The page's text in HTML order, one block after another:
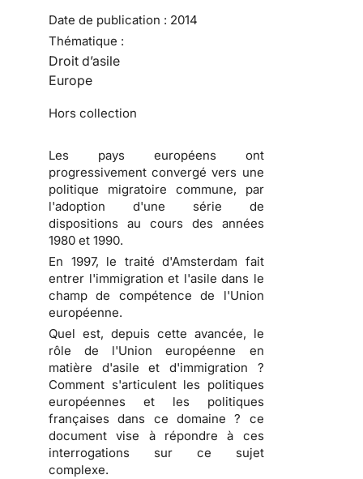
Date de publication : 2014
Thématique :
Droit d’asile
Europe
Hors collection
Les pays européens ont
progressivement convergé vers une
politique migratoire commune, par
l'adoption d'une série de
dispositions au cours des années
1980 et 1990.
En 1997, le traité d'Amsterdam fait
entrer l'immigration et l'asile dans le
champ de compétence de l'Union
européenne.
Quel est, depuis cette avancée, le
rôle de l'Union européenne en
matière d'asile et d'immigration ?
Comment s'articulent les politiques
européennes et les politiques
françaises dans ce domaine ? ce
document vise à répondre à ces
interrogations sur ce sujet
complexe.